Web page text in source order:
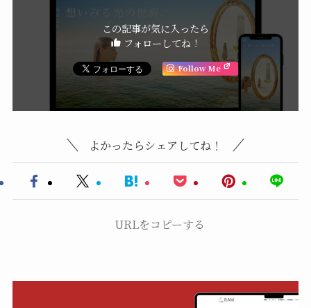
この記事が気に入ったら
フォローしてね！
Follow Me
よかったらシェアしてね！
URLをコピーする